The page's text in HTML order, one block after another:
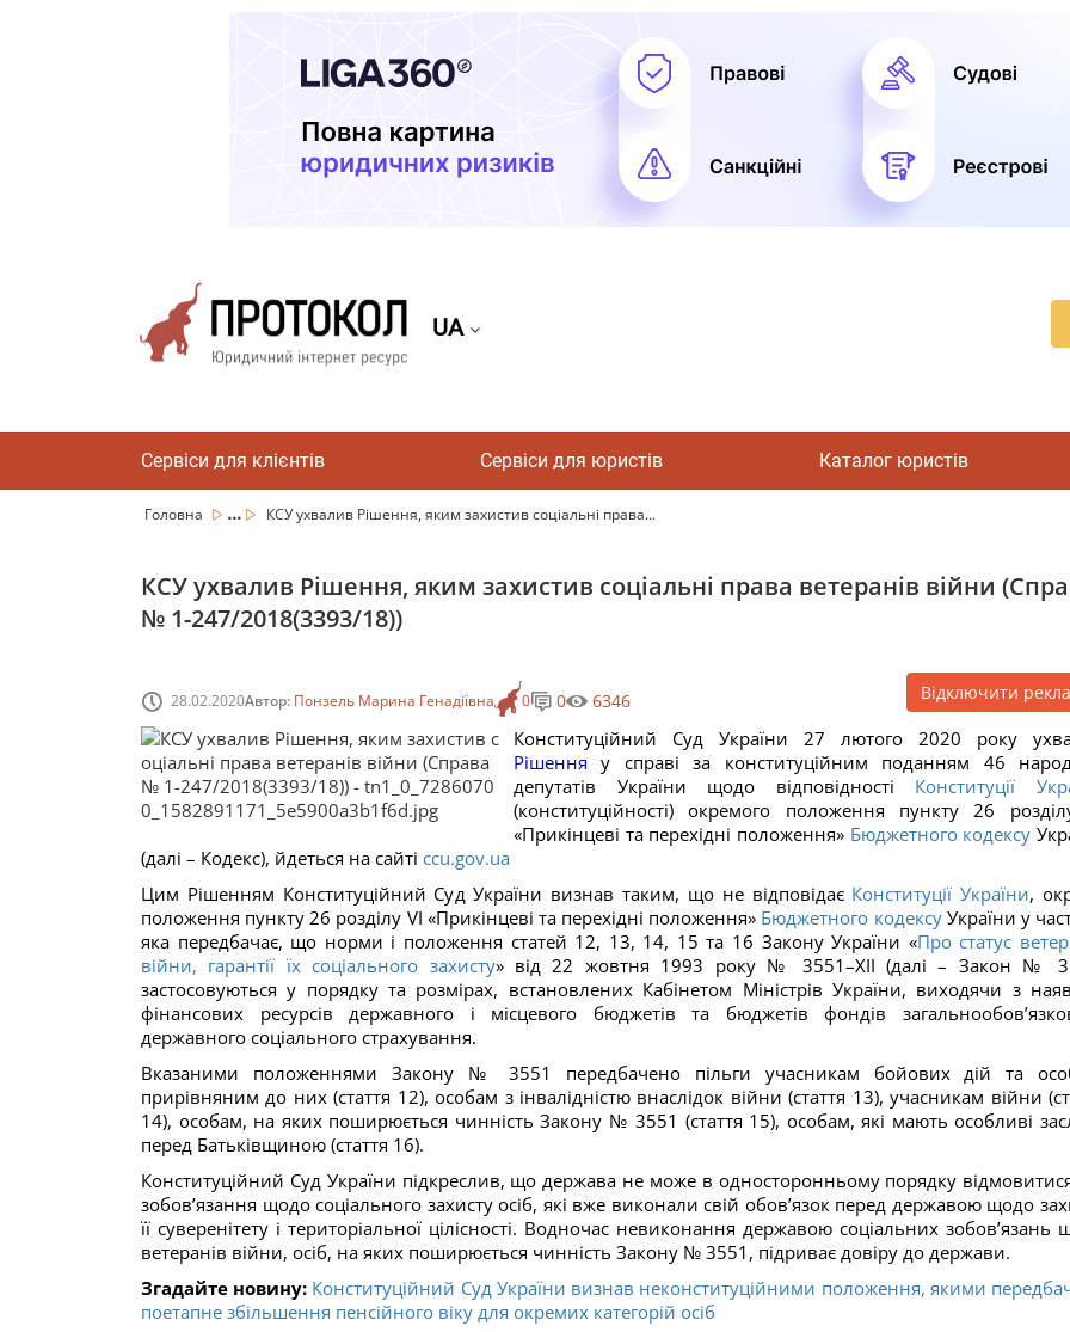
UA
Сервіси для клієнтів Сервіси для юристів Каталог юристів
Головна ... КСУ ухвалив Рішення, яким захистив соціальні права...
КСУ ухвалив Рішення, яким захистив соціальні права ветеранів війни
№ 1-247/2018(3393/18))
28.02.2020Автор: Понзель Марина Генадіївна 0 0 6346 Відключити
Конституційний Суд України 27 лютого 2020 року
Рішення у справі за конституційним поданням 46
депутатів України щодо відповідності Конституції
(конституційності) окремого положення пункту 26
«Прикінцеві та перехідні положення» Бюджетного кодексу
(далі – Кодекс), йдеться на сайті ccu.gov.ua
Цим Рішенням Конституційний Суд України визнав таким, що не відповідає Конституції України,
положення пункту 26 розділу VI «Прикінцеві та перехідні положення» Бюджетного кодексуУкраїни у
яка передбачає, що норми і положення статей 12, 13, 14, 15 та 16 Закону України «Про статус
війни, гарантії їх соціального захисту» від 22 жовтня 1993 року № 3551–ХІІ (далі – Закон №
застосовуються у порядку та розмірах, встановлених Кабінетом Міністрів України, виходячи з
фінансових ресурсів державного і місцевого бюджетів та бюджетів фондів
державного соціального страхування.
Вказаними положеннями Закону № 3551 передбачено пільги учасникам бойових дій та
прирівняним до них (стаття 12), особам з інвалідністю внаслідок війни (стаття 13), учасникам війни
14), особам, на яких поширюється чинність Закону № 3551 (стаття 15), особам, які мають особливі
перед Батьківщиною (стаття 16).
Конституційний Суд України підкреслив, що держава не може в односторонньому порядку
зобов’язання щодо соціального захисту осіб, які вже виконали свій обов’язок перед державою щодо
її суверенітету і територіальної цілісності. Водночас невиконання державою соціальних зобов’язань
ветеранів війни, осіб, на яких поширюється чинність Закону № 3551, підриває довіру до держави.
Згадайте новину: Конституційний Суд України визнав неконституційними положення, якими
поетапне збільшення пенсійного віку для окремих категорій осіб